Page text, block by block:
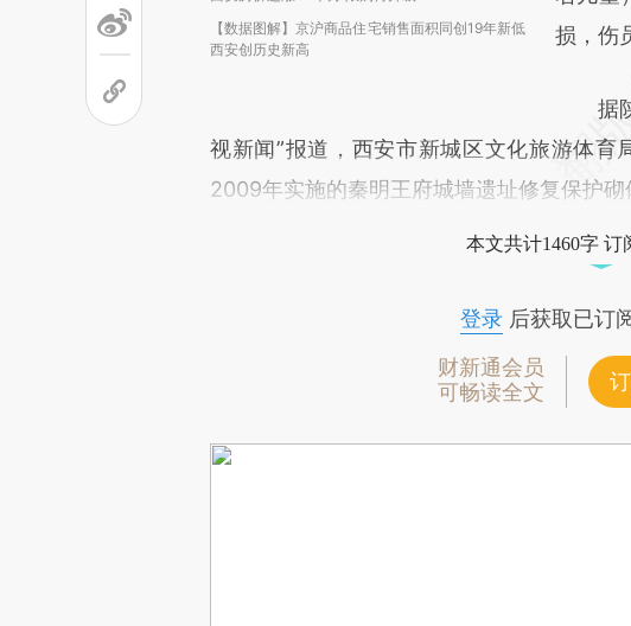
【数据图解】京沪商品住宅销售面积同创19年新低
西安创历史新高
损，伤
据陕
视新闻”报道，西安市新城区文化旅游体
2009年实施的秦明王府城墙遗址修复保护砌
本文共计1460字 订
登录后获取已订
财新通会员
可畅读全文